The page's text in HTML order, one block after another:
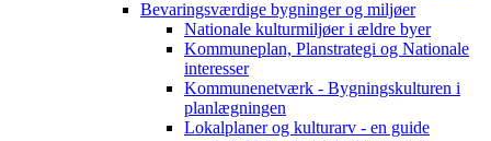
Bevaringsværdige bygninger og miljøer
Nationale kulturmiljøer i ældre byer
Kommuneplan, Planstrategi og Nationale
interesser
Kommunenetværk - Bygningskulturen i
planlægningen
Lokalplaner og kulturarv - en guide